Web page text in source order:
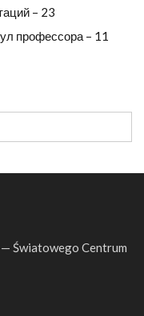
– 23
профессора – 11
Światowego Centrum